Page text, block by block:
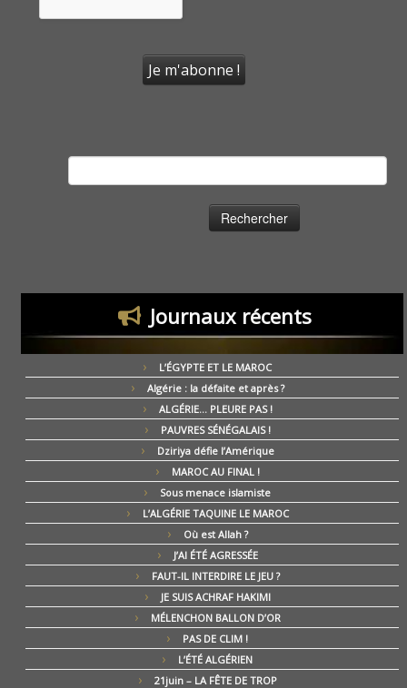
Journaux récents
L’ÉGYPTE ET LE MAROC
Algérie : la défaite et après ?
ALGÉRIE… PLEURE PAS !
PAUVRES SÉNÉGALAIS !
Dziriya défie l’Amérique
MAROC AU FINAL !
Sous menace islamiste
L’ALGÉRIE TAQUINE LE MAROC
Où est Allah ?
J’AI ÉTÉ AGRESSÉE
FAUT-IL INTERDIRE LE JEU ?
JE SUIS ACHRAF HAKIMI
MÉLENCHON BALLON D’OR
PAS DE CLIM !
L’ÉTÉ ALGÉRIEN
21juin – LA FÊTE DE TROP